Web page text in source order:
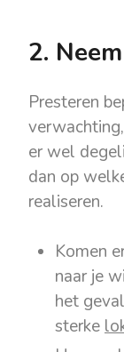
2.
Presteren
er wel
dan op
realiseren.
Komen
naar je
het
sterke